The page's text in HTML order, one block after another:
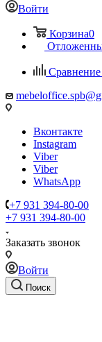
Войти
Корзина0
Сравнение
Вконтакте
Instagram
Viber
Viber
WhatsApp
+7 931 394-80-00
+7 931 394-80-00
Заказать звонок
Войти
Поиск